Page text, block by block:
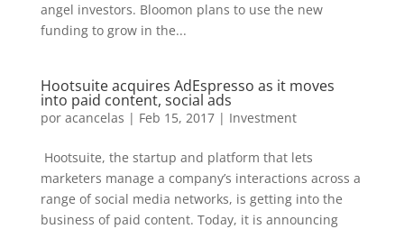
angel investors. Bloomon plans to use the new
funding to grow in the...
Hootsuite acquires AdEspresso as it moves
into paid content, social ads
por acancelas | Feb 15, 2017| Investment
Hootsuite, the startup and platform that lets
marketers manage a company’s interactions across a
range of social media networks, is getting into the
business of paid content. Today, it is announcing